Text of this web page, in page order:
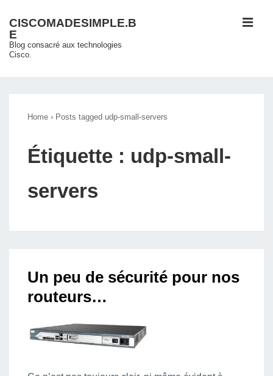
passer
au
contenu
CISCOMADESIMPLE.B
E
Blog consacré aux technologies
Cisco.
Home › Posts tagged udp-small-servers
Étiquette : udp-small-
servers
Un peu de sécurité pour nos
routeurs…